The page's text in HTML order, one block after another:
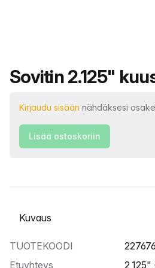
Tuotteen nimi
Sovitin 2.125"
Kirjaudu sisään nähdäksesi
Lisää ostoskoriin
Valitse välilehti
TUOTEKOODI
Etuyhteys